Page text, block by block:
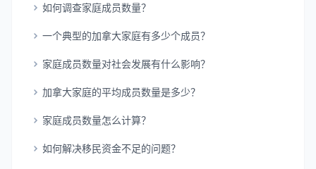
如何调查家庭成员数量？
一个典型的加拿大家庭有多少个成员？
家庭成员数量对社会发展有什么影响？
加拿大家庭的平均成员数量是多少？
家庭成员数量怎么计算？
如何解决移民资金不足的问题？